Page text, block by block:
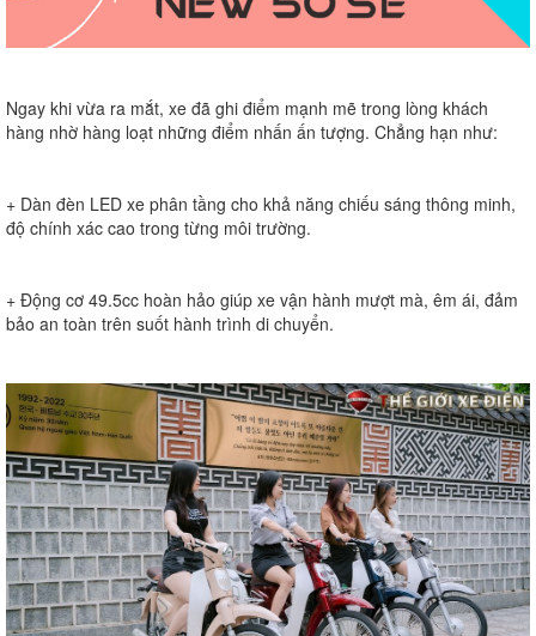
Ngay khi vừa ra mắt, xe đã ghi điểm mạnh mẽ trong lòng khách
hàng nhờ hàng loạt những điểm nhấn ấn tượng. Chẳng hạn như:
+ Dàn đèn LED xe phân tầng cho khả năng chiếu sáng thông minh,
độ chính xác cao trong từng môi trường.
+ Động cơ 49.5cc hoàn hảo giúp xe vận hành mượt mà, êm ái, đảm
bảo an toàn trên suốt hành trình di chuyển.